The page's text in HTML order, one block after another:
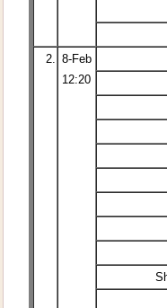
2. 8-Feb
12:20